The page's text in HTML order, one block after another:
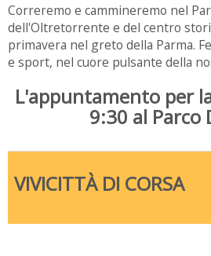
Correremo e cammineremo nel
dell'Oltretorrente e del centro
primavera nel greto della Parma.
e sport, nel cuore pulsante della
L'appuntamento per
9:30 al Parco
VIVICITTÀ DI CORSA